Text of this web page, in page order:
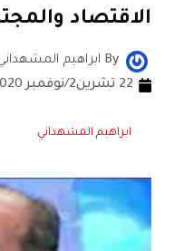
الاقتصاد
By ابراهيم
22 تشرين2/نوفمبر 2020
ابراهيم المشهداني